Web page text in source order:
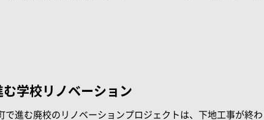
学校リノベーション
で進む廃校のリノベーションプロジェクトは、下地工事が終